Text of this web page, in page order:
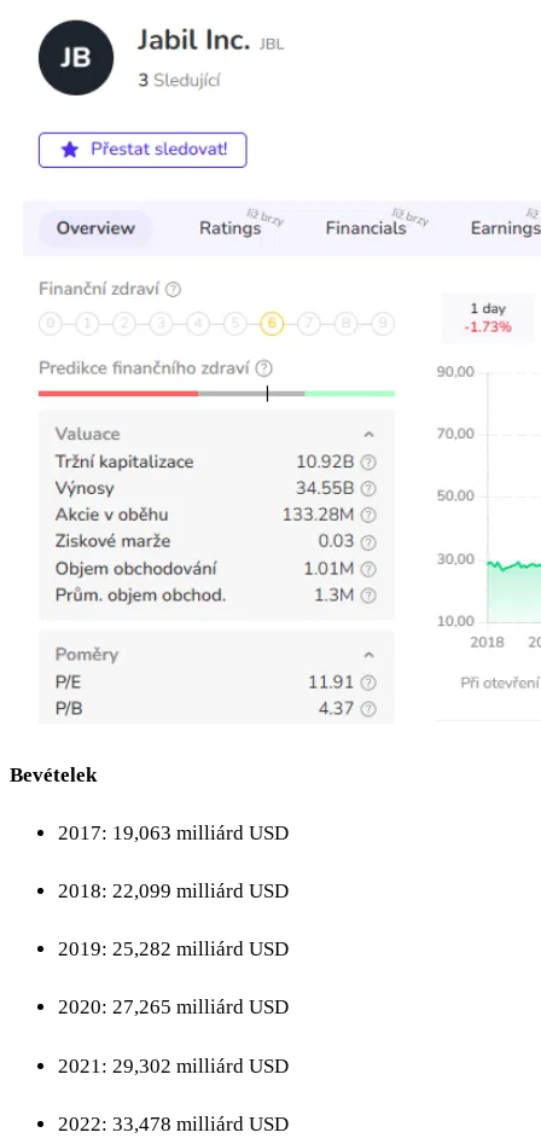
Bevételek
2017: 19,063 milliárd USD
2018: 22,099 milliárd USD
2019: 25,282 milliárd USD
2020: 27,265 milliárd USD
2021: 29,302 milliárd USD
2022: 33,478 milliárd USD